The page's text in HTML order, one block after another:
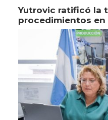
Yutrovic ratificó la
procedimientos en